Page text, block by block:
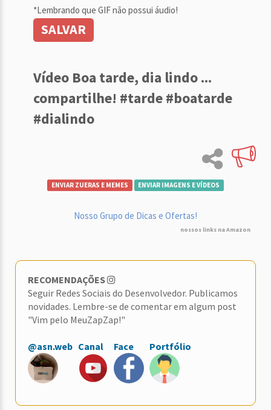
*Lembrando que GIF não possui áudio!
SALVAR
Vídeo Boa tarde, dia lindo ...
compartilhe! #tarde #boatarde
#dialindo
ENVIAR ZUERAS E MEMES ENVIAR IMAGENS E VÍDEOS
Nosso Grupo de Dicas e Ofertas!
nossos links na Amazon
RECOMENDAÇÕES
Seguir Redes Sociais do Desenvolvedor. Publicamos
novidades. Lembre-se de comentar em algum post
"Vim pelo MeuZapZap!"
@asn.web Canal Face Portfólio